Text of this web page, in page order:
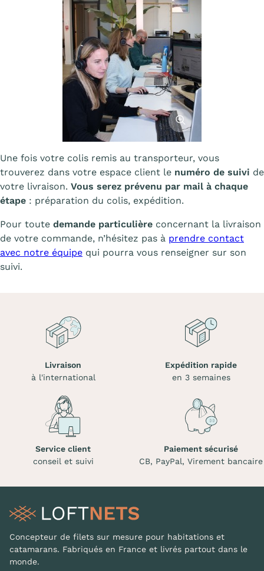
Afficher l'image
Une fois votre colis remis au transporteur, vous
trouverez dans votre espace client le numéro de suivi de
votre livraison. Vous serez prévenu par mail à chaque
étape : préparation du colis, expédition.
Pour toute demande particulière concernant la livraison
de votre commande, n’hésitez pas à prendre contact
avec notre équipe qui pourra vous renseigner sur son
suivi.
Livraison
à l'international
Expédition rapide
en 3 semaines
Service client
conseil et suivi
Paiement sécurisé
CB, PayPal, Virement bancaire
Concepteur de filets sur mesure pour habitations et
catamarans. Fabriqués en France et livrés partout dans le
monde.